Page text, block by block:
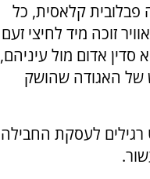
פבלובית קלאסית, כל
זוכה מיד לחיצי זעם
סדין אדום מול עיניהם,
של האגודה שהושק
לעסקת החבילה